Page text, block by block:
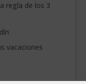
regla de los 3
vacaciones